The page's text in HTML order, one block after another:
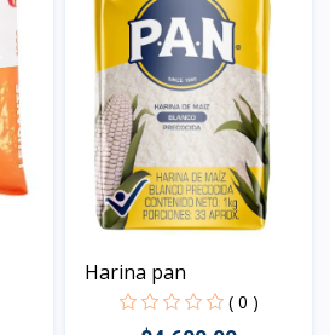
Harina pan
( 0 )